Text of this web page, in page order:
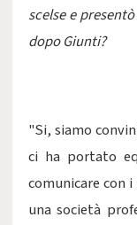
scelse e
dopo Giunti?
"Si, siamo
ci ha portato
comunicare con
una società